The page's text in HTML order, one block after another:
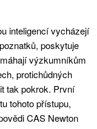
inteligencí vycházejí
poskytuje
výzkumníkům
protichůdných
tak pokrok. První
tohoto přístupu,
CAS Newton